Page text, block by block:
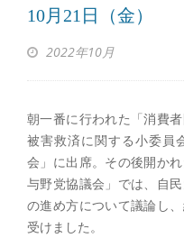
10月21日（金）
2022年10月
朝一番に行われた「消費
被害救済に関する小委員
会」に出席。その後開か
与野党協議会」では、自
の進め方について議論し
受けました。